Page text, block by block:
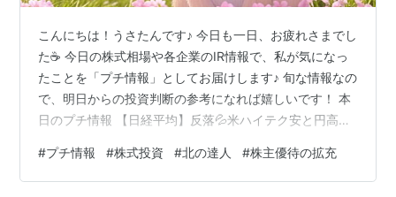
こんにちは！うさたんです♪ 今日も一日、お疲れさまでし
た☕ 今日の株式相場や各企業のIR情報で、私が気になっ
たことを「プチ情報」としてお届けします♪ 旬な情報なの
で、明日からの投資判断の参考になれば嬉しいです！ 本
日のプチ情報 【日経平均】反落💦米ハイテク安と円高・
日の気になるニュース（株主優待の拡充🎁✨／北の達
人） 本日のプチ情報 【日経平均】反落💦米ハイテク安と
#プチ情報 #株式投資 #北の達人 #株主優待の拡充